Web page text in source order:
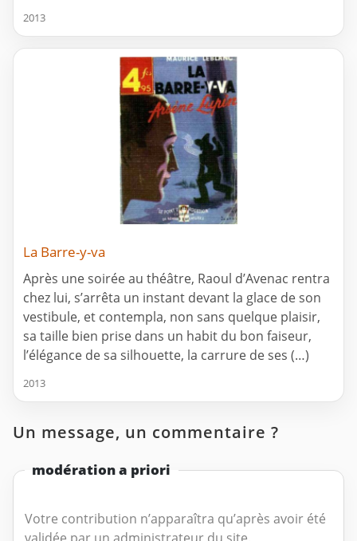
2013
La Barre-y-va
Après une soirée au théâtre, Raoul d’Avenac rentra
chez lui, s’arrêta un instant devant la glace de son
vestibule, et contempla, non sans quelque plaisir,
sa taille bien prise dans un habit du bon faiseur,
l’élégance de sa silhouette, la carrure de ses (…)
2013
Un message, un commentaire ?
modération a priori
Votre contribution n’apparaîtra qu’après avoir été